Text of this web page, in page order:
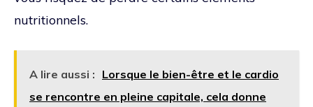
nutritionnels.
A lire aussi : Lorsque le bien-être et le cardio
se rencontre en pleine capitale, cela donne